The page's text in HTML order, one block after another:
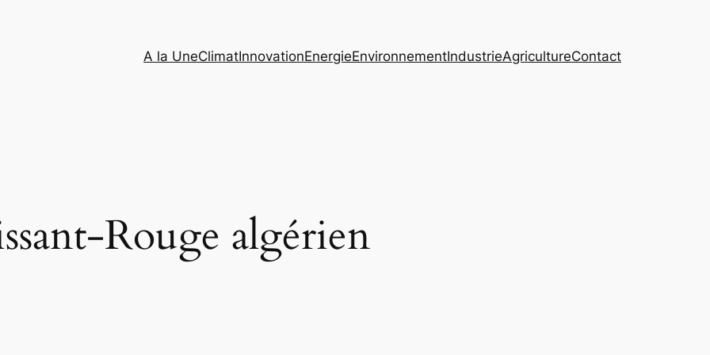
A la UneClimatInnovationEnergieEnvironnementIndustrieAgricultureContact
Rouge algérien